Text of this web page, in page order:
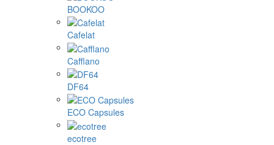
BOOKOO
Cafelat
Cafflano
DF64
ECO Capsules
ecotree